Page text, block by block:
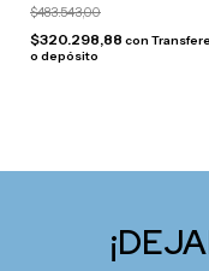
$483.543,00
$320.298,88 con
o depósito